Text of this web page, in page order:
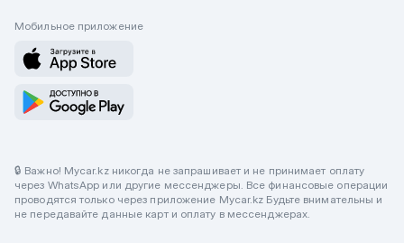
Мобильное приложение
🔒 Важно! Mycar.kz никогда не запрашивает и не принимает оплату
через WhatsApp или другие мессенджеры. Все финансовые операции
проводятся только через приложение Mycar.kz Будьте внимательны и
не передавайте данные карт и оплату в мессенджерах.